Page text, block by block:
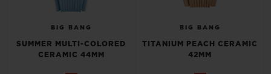
BIG BANG
SUMMER MULTI-COLORED
CERAMIC 44MM
BIG BANG
TITANIUM PEACH CERAMIC
42MM
НАЙТИ БУТИК